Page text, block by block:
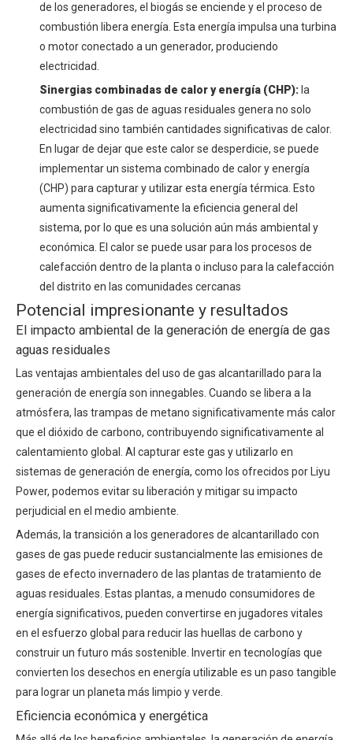
de los generadores, el biogás se enciende y el proceso de
combustión libera energía. Esta energía impulsa una turbina
o motor conectado a un generador, produciendo
electricidad.
Sinergias combinadas de calor y energía (CHP): la
combustión de gas de aguas residuales genera no solo
electricidad sino también cantidades significativas de calor.
En lugar de dejar que este calor se desperdicie, se puede
implementar un sistema combinado de calor y energía
(CHP) para capturar y utilizar esta energía térmica. Esto
aumenta significativamente la eficiencia general del
sistema, por lo que es una solución aún más ambiental y
económica. El calor se puede usar para los procesos de
calefacción dentro de la planta o incluso para la calefacción
del distrito en las comunidades cercanas
Potencial impresionante y resultados
El impacto ambiental de la generación de energía de gas
aguas residuales
Las ventajas ambientales del uso de gas alcantarillado para la
generación de energía son innegables. Cuando se libera a la
atmósfera, las trampas de metano significativamente más calor
que el dióxido de carbono, contribuyendo significativamente al
calentamiento global. Al capturar este gas y utilizarlo en
sistemas de generación de energía, como los ofrecidos por Liyu
Power, podemos evitar su liberación y mitigar su impacto
perjudicial en el medio ambiente.
Además, la transición a los generadores de alcantarillado con
gases de gas puede reducir sustancialmente las emisiones de
gases de efecto invernadero de las plantas de tratamiento de
aguas residuales. Estas plantas, a menudo consumidores de
energía significativos, pueden convertirse en jugadores vitales
en el esfuerzo global para reducir las huellas de carbono y
construir un futuro más sostenible. Invertir en tecnologías que
convierten los desechos en energía utilizable es un paso tangible
para lograr un planeta más limpio y verde.
Eficiencia económica y energética